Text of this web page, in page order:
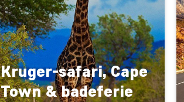
Kruger-safari, Cape
Town & badeferie